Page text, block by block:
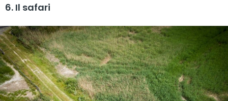
6. Il safari